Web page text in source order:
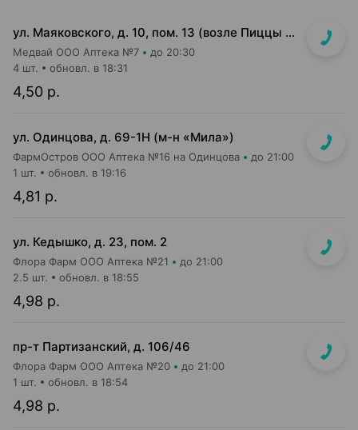
ул. Маяковского, д. 10, пом. 13 (возле Пиццы Мании)
Медвай ООО Аптека №7 до 20:30
4,50 р.
4 шт. обновл. в 18:31
ул. Одинцова, д. 69-1Н (м-н «Мила»)
ФармОстров ООО Аптека №16 на Одинцова до 21:00
4,81 р.
1 шт. обновл. в 19:16
ул. Кедышко, д. 23, пом. 2
Флора Фарм ООО Аптека №21 до 21:00
4,98 р.
2.5 шт. обновл. в 18:55
пр-т Партизанский, д. 106/46
Флора Фарм ООО Аптека №20 до 21:00
4,98 р.
1 шт. обновл. в 18:54